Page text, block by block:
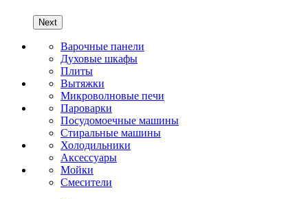
Next
Варочные панели
Духовые шкафы
Плиты
Вытяжки
Микроволновые печи
Пароварки
Посудомоечные машины
Стиральные машины
Холодильники
Аксессуары
Мойки
Cмесители